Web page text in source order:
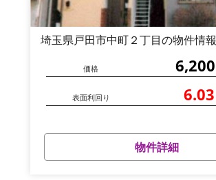
埼玉県戸田市中町２丁目の物件情報
価格 6,200
表面利回り 6.03
物件詳細